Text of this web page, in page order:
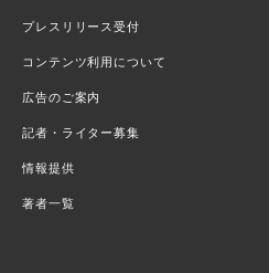
プレスリリース受付
コンテンツ利用について
広告のご案内
記者・ライター募集
情報提供
著者一覧